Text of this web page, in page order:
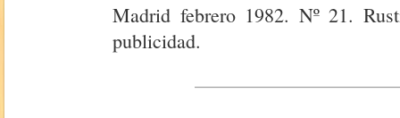
Madrid febrero 1982. Nº 21.
publicidad.